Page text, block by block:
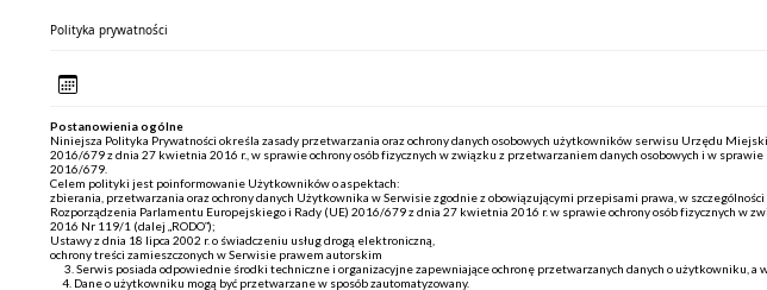
Polityka prywatności
Postanowienia ogólne
Niniejsza Polityka Prywatności określa zasady przetwarzania oraz ochrony danych osobowych użytkowników serwisu Urzędu
2016/679 z dnia 27 kwietnia 2016 r., w sprawie ochrony osób fizycznych w związku z przetwarzaniem danych osobowych i w
2016/679.
Celem polityki jest poinformowanie Użytkowników o aspektach:
zbierania, przetwarzania oraz ochrony danych Użytkownika w Serwisie zgodnie z obowiązującymi przepisami prawa, w
Rozporządzenia Parlamentu Europejskiego i Rady (UE) 2016/679 z dnia 27 kwietnia 2016 r. w sprawie ochrony osób fizycznych w
2016 Nr 119/1 (dalej „RODO”);
Ustawy z dnia 18 lipca 2002 r. o świadczeniu usług drogą elektroniczną,
ochrony treści zamieszczonych w Serwisie prawem autorskim
3. Serwis posiada odpowiednie środki techniczne i organizacyjne zapewniające ochronę przetwarzanych danych o użytkowniku,
4. Dane o użytkowniku mogą być przetwarzane w sposób zautomatyzowany.